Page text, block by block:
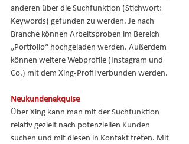
anderen über die Suchfunktion (Stichwort:
Keywords) gefunden zu werden. Je nach
Branche können Arbeitsproben im Bereich
„Portfolio“ hochgeladen werden. Außerdem
können weitere Webprofile (Instagram und
Co.) mit dem Xing-Profil verbunden werden.
Neukundenakquise
Über Xing kann man mit der Suchfunktion
relativ gezielt nach potenziellen Kunden
suchen und mit diesen in Kontakt treten. Mit